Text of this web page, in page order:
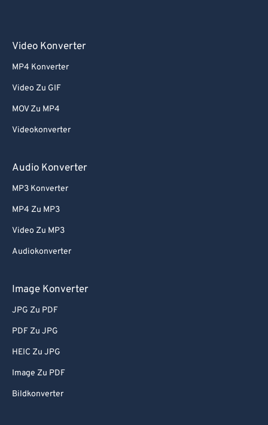
Video Konverter
MP4 Konverter
Video Zu GIF
MOV Zu MP4
Videokonverter
Audio Konverter
MP3 Konverter
MP4 Zu MP3
Video Zu MP3
Audiokonverter
Image Konverter
JPG Zu PDF
PDF Zu JPG
HEIC Zu JPG
Image Zu PDF
Bildkonverter